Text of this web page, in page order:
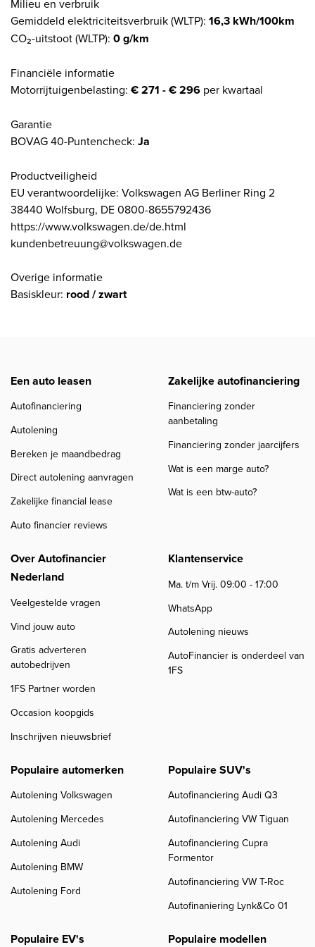
Milieu en verbruik
Gemiddeld elektriciteitsverbruik (WLTP): 16,3 kWh/100km
CO₂-uitstoot (WLTP): 0 g/km
Financiële informatie
Motorrijtuigenbelasting: € 271 - € 296 per kwartaal
Garantie
BOVAG 40-Puntencheck: Ja
Productveiligheid
EU verantwoordelijke: Volkswagen AG Berliner Ring 2
38440 Wolfsburg, DE 0800-8655792436
https://www.volkswagen.de/de.html
kundenbetreuung@volkswagen.de
Overige informatie
Basiskleur: rood / zwart
Een auto leasen
Autofinanciering
Autolening
Bereken je maandbedrag
Direct autolening aanvragen
Zakelijke financial lease
Auto financier reviews
Zakelijke autofinanciering
Financiering zonder
aanbetaling
Financiering zonder jaarcijfers
Wat is een marge auto?
Wat is een btw-auto?
Over Autofinancier
Nederland
Veelgestelde vragen
Vind jouw auto
Gratis adverteren
autobedrijven
1FS Partner worden
Occasion koopgids
Inschrijven nieuwsbrief
Klantenservice
Ma. t/m Vrij. 09:00 - 17:00
WhatsApp
Autolening nieuws
AutoFinancier is onderdeel van
1FS
Populaire automerken
Autolening Volkswagen
Autolening Mercedes
Autolening Audi
Autolening BMW
Autolening Ford
Populaire SUV's
Autofinanciering Audi Q3
Autofinanciering VW Tiguan
Autofinanciering Cupra
Formentor
Autofinanciering VW T-Roc
Autofinaniering Lynk&Co 01
Populaire EV's Populaire modellen